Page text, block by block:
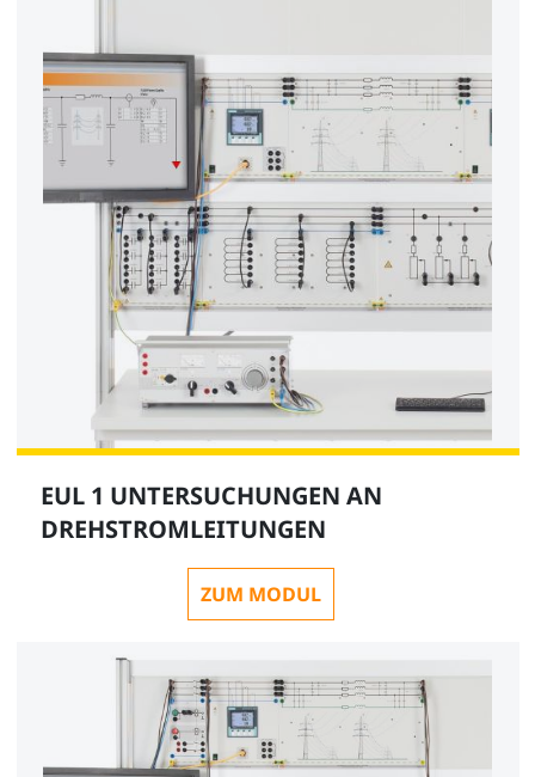
EUL 1 UNTERSUCHUNGEN AN
DREHSTROMLEITUNGEN
ZUM MODUL